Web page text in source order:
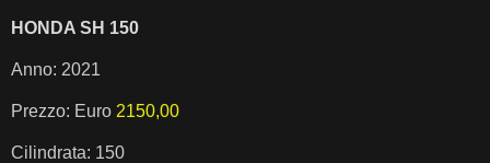
HONDA SH 150
Anno: 2021
Prezzo: Euro 2150,00
Cilindrata: 150